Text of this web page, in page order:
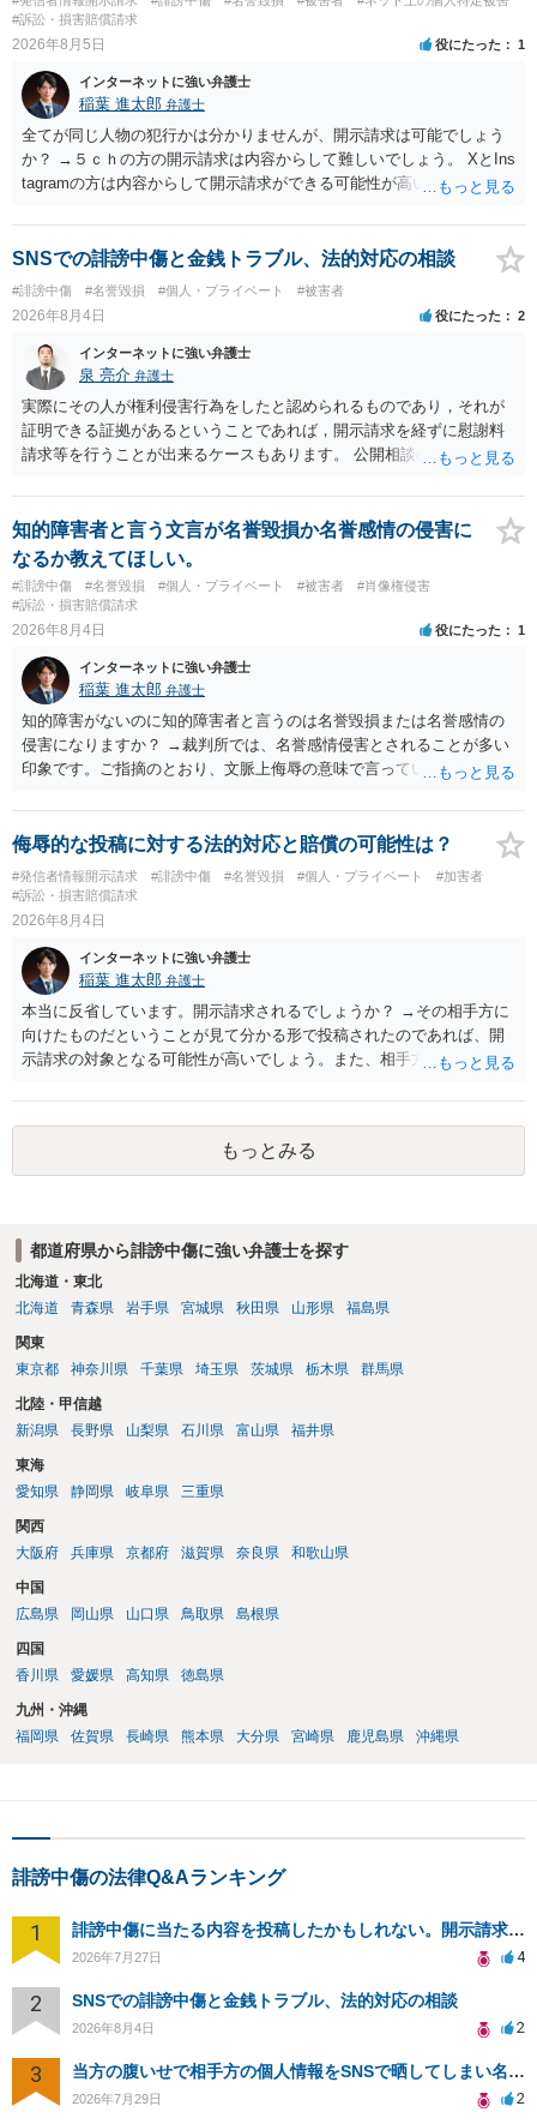
#訴訟・損害賠償請求
2026年8月5日 役にたった 1
インターネットに強い弁護士
稲葉 進太郎 弁護士
全てが同じ人物の犯行かは分かりませんが、開示請求は可能でしょう
か？ →５ｃｈの方の開示請求は内容からして難しいでしょう。 XとIns
tagramの方は内容からして開示請求ができる可能性が高いでしょう。
いでしょう。７月中にアカウントが削除されている場合、今から進め
ても失敗する可能性が高いように思われます。 相手を特定できた場
合、相手に全ての弁護士費用を負担させることは可能でしょうか？ →
訴訟外の交渉で相手方が認めれば負担させることができるでしょう。
訴訟で判決となった場合は、実際の弁護士費用が認められる場合と認
められない場合があり何ともいえないところでしょう。
SNSでの誹謗中傷と金銭トラブル、法的対応の相談
#誹謗中傷 #名誉毀損 #個人・プライベート #被害者
2026年8月4日 役にたった 2
インターネットに強い弁護士
泉 亮介 弁護士
実際にその人が権利侵害行為をしたと認められるものであり，それが
証明できる証拠があるということであれば，開示請求を経ずに慰謝料
請求等を行うことが出来るケースもあります。 公開相談の場では回答
に個別に相談されると良いでしょう。
知的障害者と言う文言が名誉毀損か名誉感情の侵害に
なるか教えてほしい。
#誹謗中傷 #名誉毀損 #個人・プライベート #被害者
#肖像権侵害
#訴訟・損害賠償請求
2026年8月4日 役にたった 1
インターネットに強い弁護士
稲葉 進太郎 弁護士
知的障害がないのに知的障害者と言うのは名誉毀損または名誉感情の
侵害になりますか？ →裁判所では、名誉感情侵害とされることが多い
印象です。ご指摘のとおり、文脈上侮辱の意味で言っている点も加味
侮辱的な投稿に対する法的対応と賠償の可能性は？
#発信者情報開示請求 #誹謗中傷 #名誉毀損 #個人・プライベート
#加害者
#訴訟・損害賠償請求
2026年8月4日
インターネットに強い弁護士
稲葉 進太郎 弁護士
本当に反省しています。開示請求されるでしょうか？ →その相手方に
向けたものだということが見て分かる形で投稿されたのであれば、開
示請求の対象となる可能性が高いでしょう。また、相手方の投稿した
と存じます。発信者情報開示請求が進むと、投稿に使った回線の契約
者のところに、意見照会がなされます。アカウント情報開示の場合
は、アカウントの登録メールに意見照会がなされます。 また、された
場合賠償金はいくらでしょうか。 →ケースバイケースであり、数万円
もっとみる
都道府県から誹謗中傷に強い弁護士を探す
北海道・東北
北海道
青森県 岩手県 宮城県 秋田県 山形県 福島県
関東
東京都
神奈川県 千葉県 埼玉県 茨城県 栃木県 群馬県
北陸・甲信越
新潟県
長野県 山梨県 石川県 富山県 福井県
東海
愛知県
静岡県 岐阜県 三重県
関西
大阪府
兵庫県 京都府 滋賀県 奈良県 和歌山県
中国
広島県
岡山県 山口県 鳥取県 島根県
四国
香川県
愛媛県 高知県 徳島県
九州・沖縄
福岡県
佐賀県 長崎県 熊本県 大分県 宮崎県 鹿児島県 沖縄県
誹謗中傷の法律Q&Aランキング
1 誹謗中傷に当たる内容を投稿したかもしれない。開示請求や民事刑事裁判に発展しうるのか教えて欲しい。
2026年7月27日 4
2 SNSでの誹謗中傷と金銭トラブル、法的対応の相談
2026年8月4日 2
3 当方の腹いせで相手方の個人情報をSNSで晒してしまい名誉毀損させてしまったかもしれない
2026年7月29日 2